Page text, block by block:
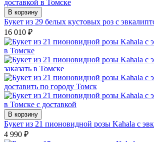
В корзину
Букет из 29 белых кустовых роз с
16 010 ₽
В корзину
Букет из 21 пионовидной розы Kahala с
4 990 ₽